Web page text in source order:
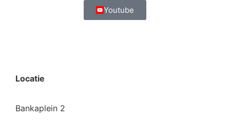
Youtube
Locatie
Bankaplein 2